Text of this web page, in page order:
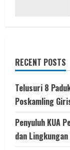
RECENT POSTS
Telusuri 8
Poskamling
Penyuluh KUA
dan